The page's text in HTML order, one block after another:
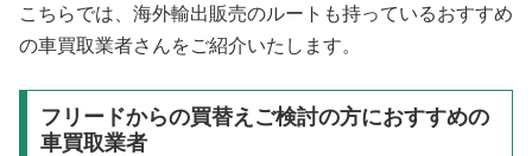
こちらでは、海外輸出販売のルートも持っているおすすめ
の車買取業者さんをご紹介いたします。
フリードからの買替えご検討の方におすすめの
車買取業者